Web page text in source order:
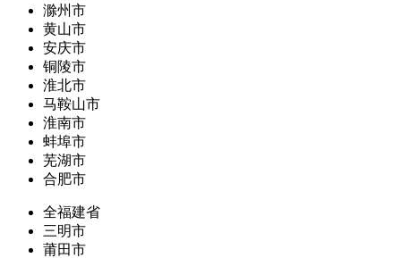
滁州市
黄山市
安庆市
铜陵市
淮北市
马鞍山市
淮南市
蚌埠市
芜湖市
合肥市
全福建省
三明市
莆田市